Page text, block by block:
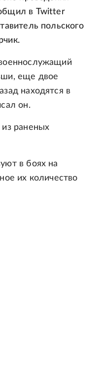
в Twitter
польского
еще двое
находятся в
он.
раненых
в боях на
их количество